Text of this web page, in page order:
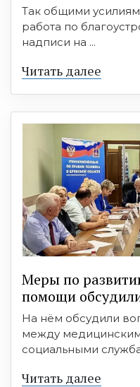
Так общими
работа по
надписи на ...
Читать далее
Меры по
помощи
На нём обсудили
между
социальными
Читать далее